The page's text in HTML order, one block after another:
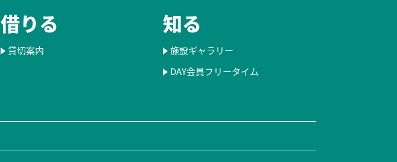
借りる
貸切案内
知る
施設ギャラリー
DAY会員フリータイム